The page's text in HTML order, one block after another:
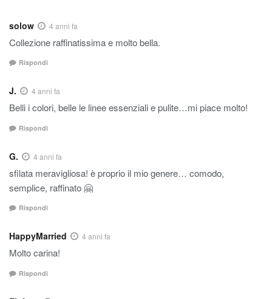
solow 4 anni fa
Collezione raffinatissima e molto bella.
Rispondi
J. 4 anni fa
Belli i colori, belle le linee essenziali e pulite…mi piace molto!
Rispondi
G. 4 anni fa
sfilata meravigliosa! è proprio il mio genere… comodo,
semplice, raffinato 🤗
Rispondi
HappyMarried 4 anni fa
Molto carina!
Rispondi